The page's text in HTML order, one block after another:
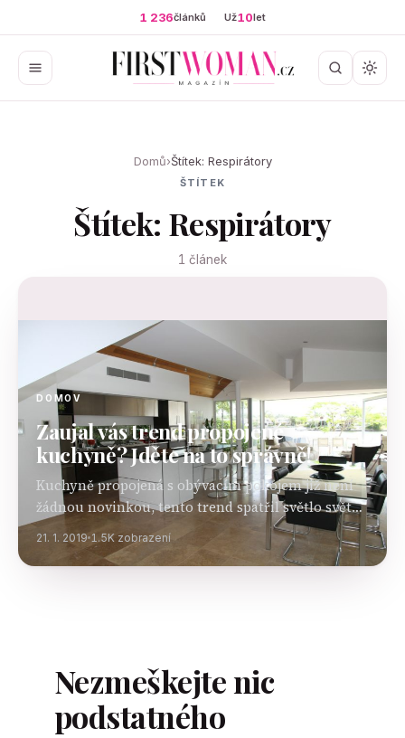
1 236článků Už10let
Domů›Štítek: Respirátory
ŠTÍTEK
Štítek: Respirátory
1 článek
DOMOV
Zaujal vás trend propojené
kuchyně? Jděte na to správně!
Kuchyně propojená s obývacím pokojem již není
žádnou novinkou, tento trend spatřil světlo světa
již před několika lety. I přesto se i v současné době
najdou lidé, kteří mu podléhají a chtějí…
21. 1. 2019 1.5K zobrazení
Nezmeškejte nic
podstatného